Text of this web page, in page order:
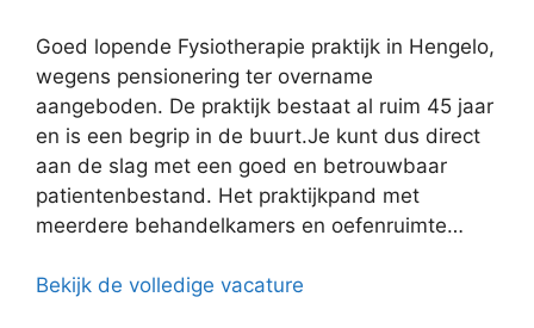
Goed lopende Fysiotherapie praktijk in Hengelo,
wegens pensionering ter overname
aangeboden. De praktijk bestaat al ruim 45 jaar
en is een begrip in de buurt.Je kunt dus direct
aan de slag met een goed en betrouwbaar
patientenbestand. Het praktijkpand met
meerdere behandelkamers en oefenruimte…
Bekijk de volledige vacature